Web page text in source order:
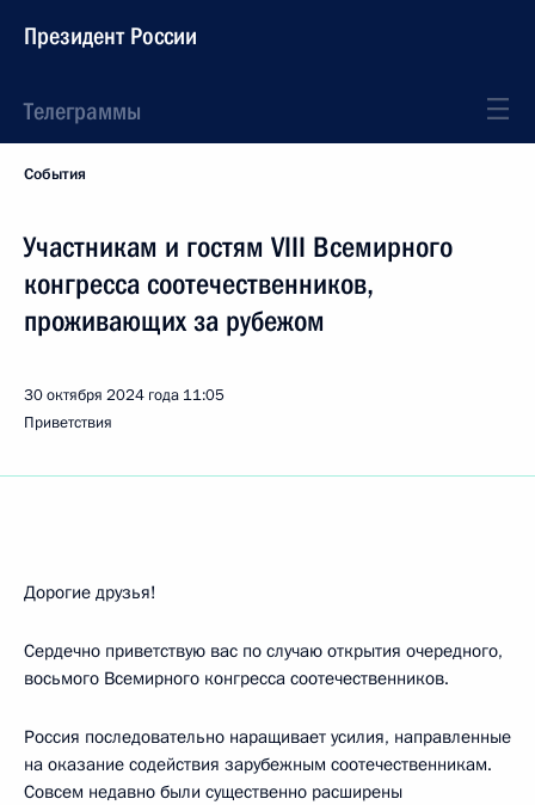
Президент России
Телеграммы
События
Участникам и гостям VIII Всемирного
конгресса соотечественников,
проживающих за рубежом
30 октября 2024 года 11:05
Приветствия
Дорогие друзья!
Сердечно приветствую вас по случаю открытия очередного,
восьмого Всемирного конгресса соотечественников.
Россия последовательно наращивает усилия, направленные
на оказание содействия зарубежным соотечественникам.
Совсем недавно были существенно расширены